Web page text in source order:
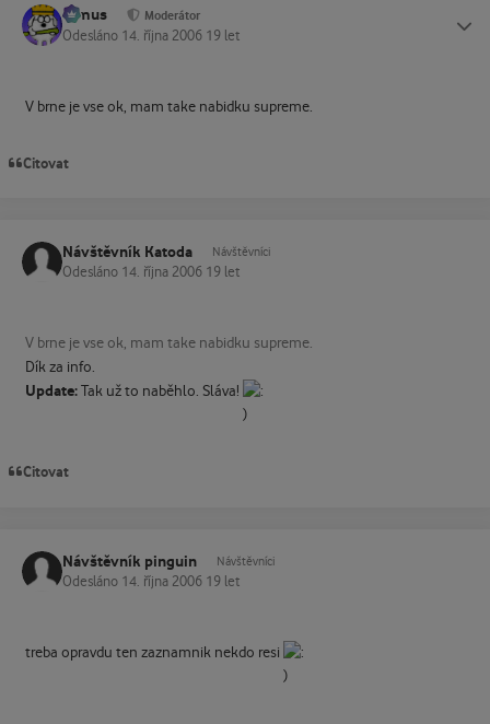
tomus Moderátor
Odesláno 14. října 2006 19 let
V brne je vse ok, mam take nabidku supreme.
Citovat
Návštěvník Katoda Návštěvníci
Odesláno 14. října 2006 19 let
V brne je vse ok, mam take nabidku supreme.
Dík za info.
Update:Tak už to naběhlo. Sláva!
Citovat
Návštěvník pinguin Návštěvníci
Odesláno 14. října 2006 19 let
treba opravdu ten zaznamnik nekdo resi